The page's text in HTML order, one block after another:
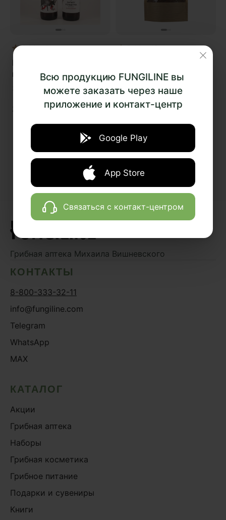
Всю продукцию FUNGILINE вы
можете заказать через наше
приложение и контакт-центр
Google Play
App Store
Связаться с контакт-центром
4.88 10
Комбуча на чаге с
клюквой
300
5.00 18
профилактический
«Русский лес»
100 г
800₽
Грибная аптека Михаила Вишневского
КОНТАКТЫ
8-800-333-32-11
info@fungiline.com
Telegram
WhatsApp
MAX
КАТАЛОГ
Акции
Грибная аптека
Наборы
Грибная косметика
Грибное питание
Подарки и сувениры
Книги